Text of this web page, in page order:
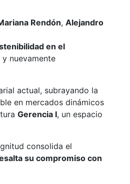
Rendón, Alejandro
en el
y nuevamente
actual, subrayando la
en mercados dinámicos
Gerencia I, un espacio
consolida el
su compromiso con